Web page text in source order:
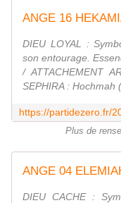
DIEU LOYAL :
son entourage.
/ ATTACHEMENT
SEPHIRA : Hochmah
Plus de
DIEU CACHE :